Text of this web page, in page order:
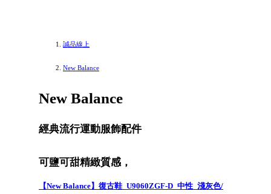
誠品線上
New Balance
New Balance
經典流行運動服飾配件
可鹽可甜精緻質感，
【New Balance】復古鞋_U9060ZGF-D_中性_淺灰色/